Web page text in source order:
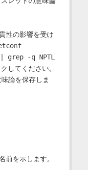
性の影響を受け
| grep -q NPTL
してください。
論を保存しま
前を示します。